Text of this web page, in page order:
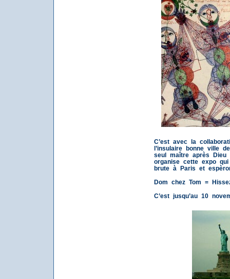
C’est avec la
l’insulaire bonne ville
seul maître après
organise cette expo
brute à Paris et
Dom chez Tom =
C’est jusqu’au 10